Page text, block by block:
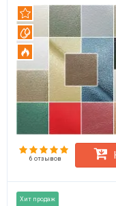
Рекомендуем
Огнестойкий
6 отзывов
Хит продаж